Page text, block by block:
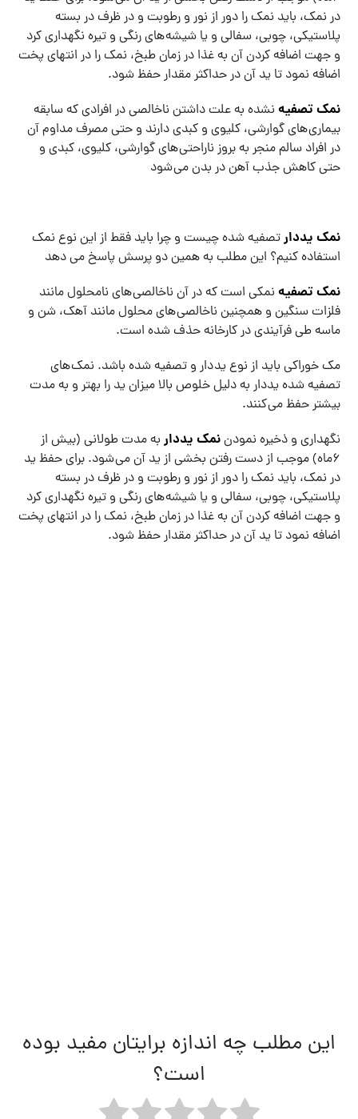
در نمک، باید نمک را دور از نور و رطوبت و در ظرف در بسته
پلاستیکی، چوبی، سفالی و یا شیشه های رنگی و تیره نگهداری کرد
و جهت اضافه کردن آن به غذا در زمان طبخ، نمک را در انتهای پخت
اضافه نمود تا ید آن در حداکثر مقدار حفظ شود.
نمک تصفیه نشده به علت داشتن ناخالصی در افرادی که سابقه
بیماری های گوارشی، کلیوی و کبدی دارند و حتی مصرف مداوم آن
در افراد سالم منجر به بروز ناراحتی های گوارشی، کلیوی، کبدی و
حتی کاهش جذب آهن در بدن می شود
نمک یددارتصفیه شده چیست و چرا باید فقط از این نوع نمک
استفاده کنیم؟ این مطلب به همین دو پرسش پاسخ می دهد
نمک تصفیه نمکی است که در آن ناخالصی های نامحلول مانند
فلزات سنگین و همچنین ناخالصی های محلول مانند آهک، شن و
ماسه طی فرآیندی در کارخانه حذف شده است.
مک خوراکی باید از نوع ید دار و تصفیه شده باشد. نمک های
تصفیه شده یددار به دلیل خلوص بالا میزان ید را بهتر و به مدت
بیشتر حفظ می کنند.
نگهداری و ذخیره نمودننمک یددار به مدت طولانی (بیش از
۶‌ماه) موجب از دست رفتن بخشی از ید آن می شود. برای حفظ ید
در نمک، باید نمک را دور از نور و رطوبت و در ظرف در بسته
پلاستیکی، چوبی، سفالی و یا شیشه های رنگی و تیره نگهداری کرد
و جهت اضافه کردن آن به غذا در زمان طبخ، نمک را در انتهای پخت
اضافه نمود تا ید آن در حداکثر مقدار حفظ شود.
این مطلب چه اندازه برایتان مفید بوده
است؟